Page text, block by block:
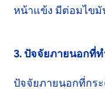
หน้าแข้ง มีต่อมไขมั
3. ปัจจัยภายนอกที่
ปัจจัยภายนอกที่กร